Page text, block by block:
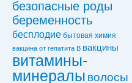
безопасные роды
беременность
бесплодие бытовая химия
вакцинa от гепатита В вакцины
витамины-
минералы волосы